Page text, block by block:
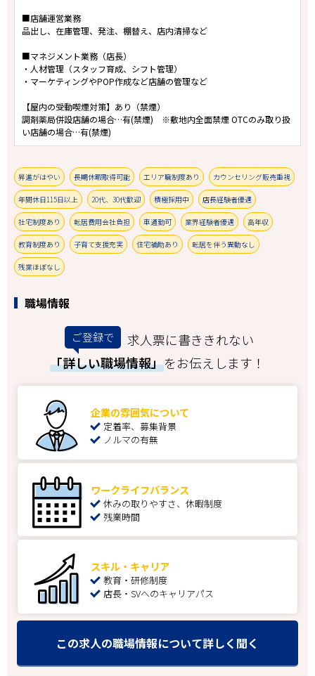
■店舗運営業務
品出し、在庫管理、発注、棚替え、店内清掃など
■マネジメント業務（店長）
・人材管理（スタッフ育成、シフト管理）
・マーケティングやPOP作成など店舗の管理など
【屋内の受動喫煙対策】あり（禁煙）
調剤薬局併設店舗の場合…有(禁煙) ※敷地内全面禁煙 OTCのみ取り扱
い店舗の場合…有(禁煙)
昇進がはやい 長期休暇取得可能 エリア職制度あり カウンセリング販売重視
年間休日115日以上 20代、30代歓迎 積極採用中 店長経験者優遇
社宅制度あり 転居費用会社負担 車通勤可 業界経験者優遇 高年収
教育制度あり 子育て支援充実 住宅補助あり 転居を伴う異動なし
残業ほぼなし
職場情報
ご登録で
求人票に書ききれない
「詳しい職場情報」をお伝えします！
企業の雰囲気について
定着率、募集背景
ノルマの有無
ワークライフバランス
休みの取りやすさ、休暇制度
残業時間
スキル・キャリア
教育・研修制度
店長・SVへのキャリアパス
この求人の職場情報について詳しく聞く